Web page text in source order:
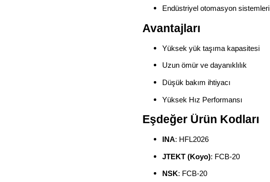
Endüstriyel otomasyon sistemleri
Avantajları
Yüksek yük taşıma kapasitesi
Uzun ömür ve dayanıklılık
Düşük bakım ihtiyacı
Yüksek Hız Performansı
Eşdeğer Ürün Kodları
INA: HFL2026
JTEKT (Koyo): FCB-20
NSK: FCB-20